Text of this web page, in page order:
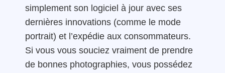
simplement son logiciel à jour avec ses
dernières innovations (comme le mode
portrait) et l’expédie aux consommateurs.
Si vous vous souciez vraiment de prendre
de bonnes photographies, vous possédez